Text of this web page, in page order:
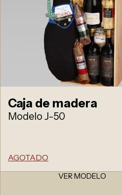
Caja de madera
Modelo J-50
AGOTADO
VER MODELO